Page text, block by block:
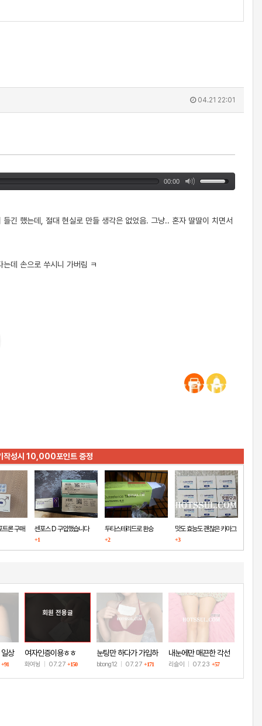
04.21 22:01
00:00
긴 했는데, 절대 현실로 만들 생각은 없었음. 그냥.. 혼자 딸딸이 치면서
데 손으로 쑤시니 가버림 ㅋ
작성시 10,000포인트 증정
트론 구매
센포스 D 구입했습니다
+1
두타스테리드로 환승
+2
맛도 효능도 괜찮은 카마그
라
+3
상
+91
회원 전용글
여자인증이용ㅎㅎ
화여뉭 07.27 +150
눈팅만 하다가 가입하
고 인증!
bbong12 07.27 +171
내눈에만 매끈한 각선
미
리슬이 07.23 +57